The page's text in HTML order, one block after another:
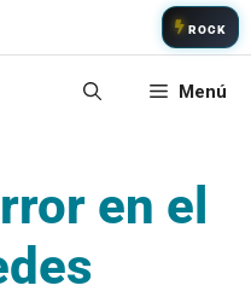
ROCK
Menú
en el